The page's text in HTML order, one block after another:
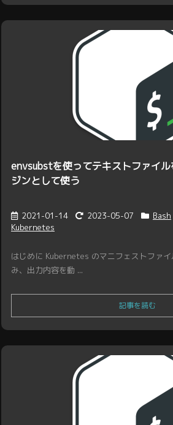
envsubstを使ってテキストファイ
ジンとして使う
2021-01-14 2023-05-07 Bash
Kubernetes
はじめに Kubernetes のマニフェストファ
み、出力内容を動 ...
記事を読む